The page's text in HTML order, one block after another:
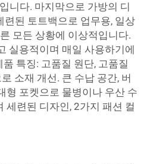
니다. 마지막으로 가방의 디
련된 토트백으로 업무용, 일상
모든 상황에 이상적입니다.
실용적이며 매일 사용하기에
특징: 고품질 원단, 고품질
소재 개선. 큰 수납 공간, 버
형 포켓으로 물병이나 우산 수
세련된 디자인, 2가지 패션 컬